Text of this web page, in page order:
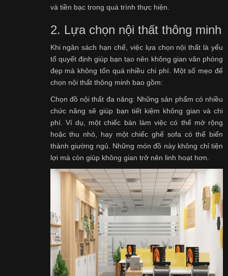
và tiền bạc trong quá trình thực hiện.
2. Lựa chọn nội thất thông minh
Khi ngân sách hạn chế, việc lựa chọn nội thất là yếu
tố quyết định giúp bạn tạo nên không gian văn phòng
đẹp mà không tốn quá nhiều chi phí. Một số mẹo để
chọn nội thất thông minh bao gồm:
Chọn đồ nội thất đa năng: Những sản phẩm có nhiều
chức năng sẽ giúp bạn tiết kiệm không gian và chi
phí. Ví dụ, một chiếc bàn làm việc có thể mở rộng
hoặc thu nhỏ, hay một chiếc ghế sofa có thể biến
thành giường ngủ. Những món đồ này không chỉ tiện
lợi mà còn giúp không gian trở nên linh hoạt hơn.